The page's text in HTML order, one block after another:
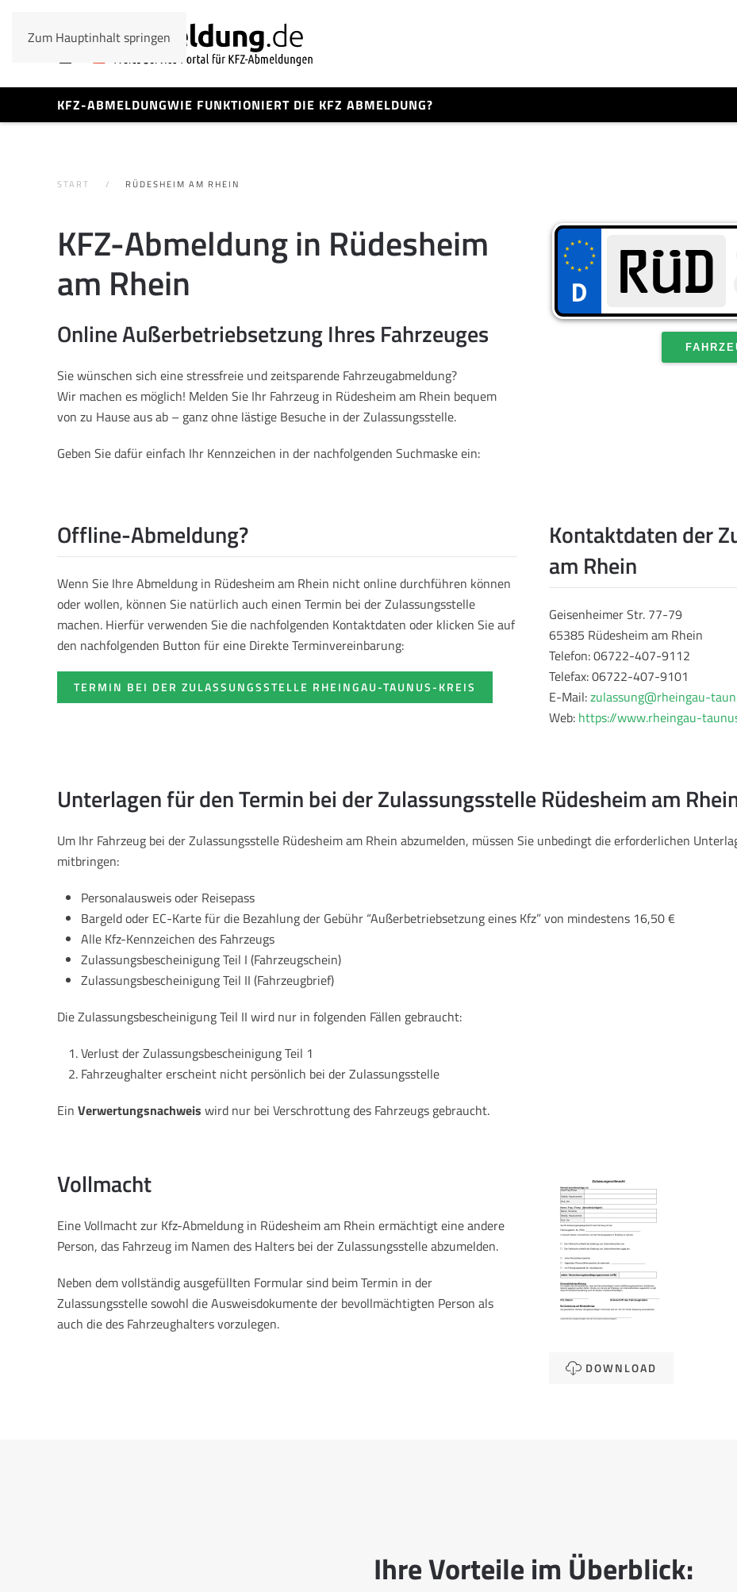
Zum Hauptinhalt springen
KFZ-ABMELDUNGWIE FUNKTIONIERT DIE KFZ ABMELDUNG?
START RÜDESHEIM AM RHEIN
KFZ-Abmeldung in Rüdesheim
am Rhein
Online Außerbetriebsetzung Ihres Fahrzeuges
Sie wünschen sich eine stressfreie und zeitsparende Fahrzeugabmeldung?
Wir machen es möglich! Melden Sie Ihr Fahrzeug in Rüdesheim am Rhein bequem
von zu Hause aus ab – ganz ohne lästige Besuche in der Zulassungsstelle.
Geben Sie dafür einfach Ihr Kennzeichen in der nachfolgenden Suchmaske ein:
Offline-Abmeldung?
Wenn Sie Ihre Abmeldung in Rüdesheim am Rhein nicht online durchführen können
oder wollen, können Sie natürlich auch einen Termin bei der Zulassungsstelle
machen. Hierfür verwenden Sie die nachfolgenden Kontaktdaten oder klicken Sie auf
den nachfolgenden Button für eine Direkte Terminvereinbarung:
TERMIN BEI DER ZULASSUNGSSTELLE RHEINGAU-TAUNUS-KREIS
Kontaktdaten der
am Rhein
Geisenheimer Str. 77-79
65385 Rüdesheim am Rhein
Telefon: 06722-407-9112
Telefax: 06722-407-9101
E-Mail:zulassung@rheingau-
Web: https://www.rheingau-
Unterlagen für den Termin bei der Zulassungsstelle Rüdesheim am
Um Ihr Fahrzeug bei der Zulassungsstelle Rüdesheim am Rhein abzumelden, müssen Sie unbedingt die erforderlichen
mitbringen:
Personalausweis oder Reisepass
Bargeld oder EC-Karte für die Bezahlung der Gebühr “Außerbetriebsetzung eines Kfz” von mindestens 16,50 €
Alle Kfz-Kennzeichen des Fahrzeugs
Zulassungsbescheinigung Teil I (Fahrzeugschein)
Zulassungsbescheinigung Teil II (Fahrzeugbrief)
Die Zulassungsbescheinigung Teil II wird nur in folgenden Fällen gebraucht:
Verlust der Zulassungsbescheinigung Teil 1
Fahrzeughalter erscheint nicht persönlich bei der Zulassungsstelle
Ein Verwertungsnachweis wird nur bei Verschrottung des Fahrzeugs gebraucht.
Vollmacht
Eine Vollmacht zur Kfz-Abmeldung in Rüdesheim am Rhein ermächtigt eine andere
Person, das Fahrzeug im Namen des Halters bei der Zulassungsstelle abzumelden.
Neben dem vollständig ausgefüllten Formular sind beim Termin in der
Zulassungsstelle sowohl die Ausweisdokumente der bevollmächtigten Person als
auch die des Fahrzeughalters vorzulegen.
DOWNLOAD
Ihre Vorteile im Überblick: